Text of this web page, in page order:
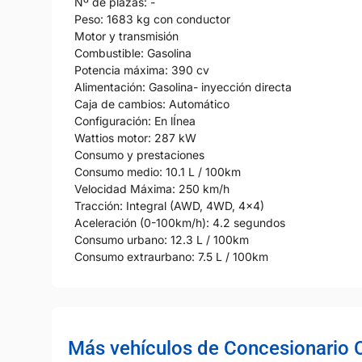
Peso: 1683 kg con conductor
Motor y transmisión
Combustible: Gasolina
Potencia máxima: 390 cv
Alimentación: Gasolina- inyección directa
Caja de cambios: Automático
Configuración: En lÍnea
Wattios motor: 287 kW
Consumo y prestaciones
Consumo medio: 10.1 L / 100km
Velocidad Máxima: 250 km/h
Tracción: Integral (AWD, 4WD, 4x4)
Aceleración (0-100km/h): 4.2 segundos
Consumo urbano: 12.3 L / 100km
Consumo extraurbano: 7.5 L / 100km
Más vehículos de Concesionario